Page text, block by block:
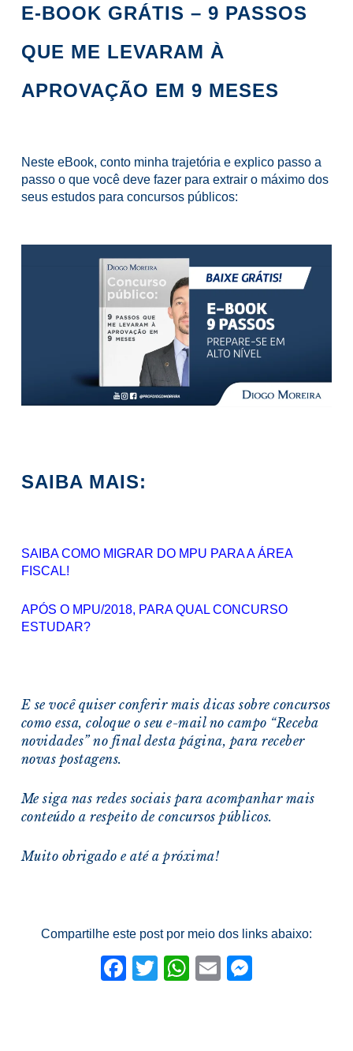
E-BOOK GRÁTIS – 9 PASSOS
QUE ME LEVARAM À
APROVAÇÃO EM 9 MESES
Neste eBook, conto minha trajetória e explico passo a
passo o que você deve fazer para extrair o máximo dos
seus estudos para concursos públicos:
SAIBA MAIS:
SAIBA COMO MIGRAR DO MPU PARA A ÁREA
FISCAL!
APÓS O MPU/2018, PARA QUAL CONCURSO
ESTUDAR?
E se você quiser conferir mais dicas sobre concursos
como essa, coloque o seu e-mail no campo “Receba
novidades” no final desta página, para receber
novas postagens.
Me siga nas redes sociais para acompanhar mais
conteúdo a respeito de concursos públicos.
Muito obrigado e até a próxima!
Compartilhe este post por meio dos links abaixo:
Facebook
TwitterWhatsApp
Email